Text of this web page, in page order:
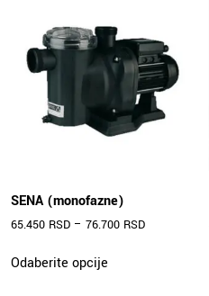
SENA (monofazne)
65.450 RSD – 76.700 RSD
Odaberite opcije